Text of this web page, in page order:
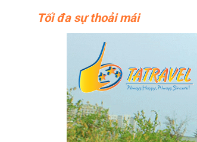
Tối đa sự thoải mái